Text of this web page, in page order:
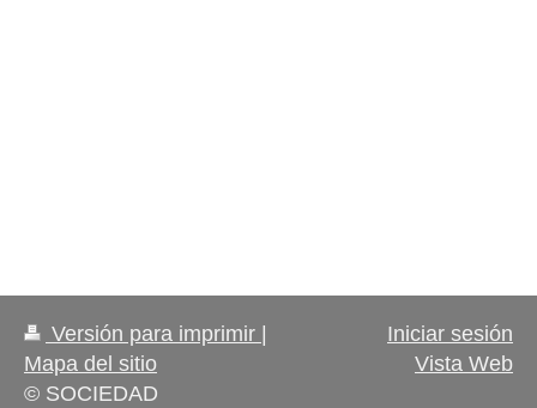
Versión para imprimir
Mapa del sitio
© SOCIEDAD
Iniciar sesión
Vista Web